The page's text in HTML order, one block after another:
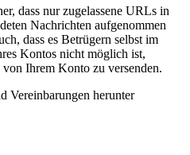
dass nur zugelassene URLs in
Nachrichten aufgenommen
dass es Betrügern selbst im
Kontos nicht möglich ist,
Ihrem Konto zu versenden.
Vereinbarungen herunter